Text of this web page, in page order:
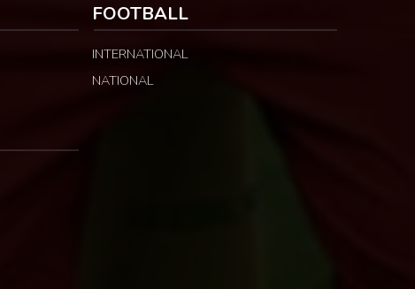
FOOTBALL
INTERNATIONAL
NATIONAL